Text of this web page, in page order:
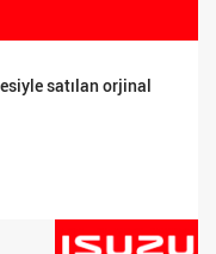
satılan orjinal